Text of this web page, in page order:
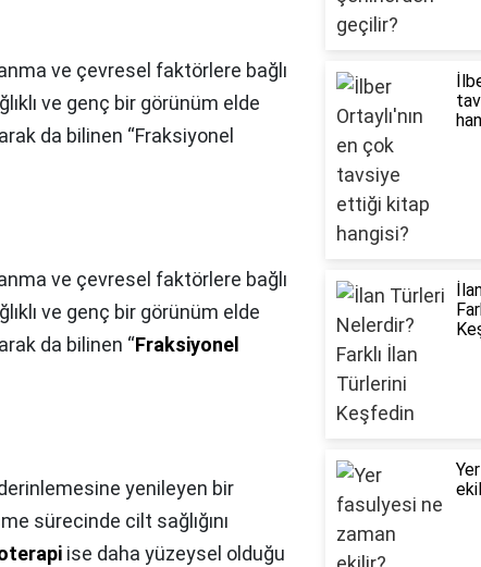
ve çevresel faktörlere bağlı
ve genç bir görünüm elde
da bilinen “Fraksiyonel
ve çevresel faktörlere bağlı
ve genç bir görünüm elde
da bilinen “Fraksiyonel
yenileyen bir
sürecinde cilt sağlığını
ise daha yüzeysel olduğu